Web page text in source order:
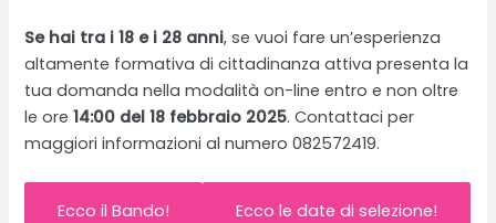
Se hai tra i 18 e i 28 anni, se vuoi fare un’esperienza
altamente formativa di cittadinanza attiva presenta la
tua domanda nella modalità on-line entro e non oltre
le ore 14:00 del 18 febbraio 2025. Contattaci per
maggiori informazioni al numero 082572419.
Ecco il Bando! Ecco le date di selezione!